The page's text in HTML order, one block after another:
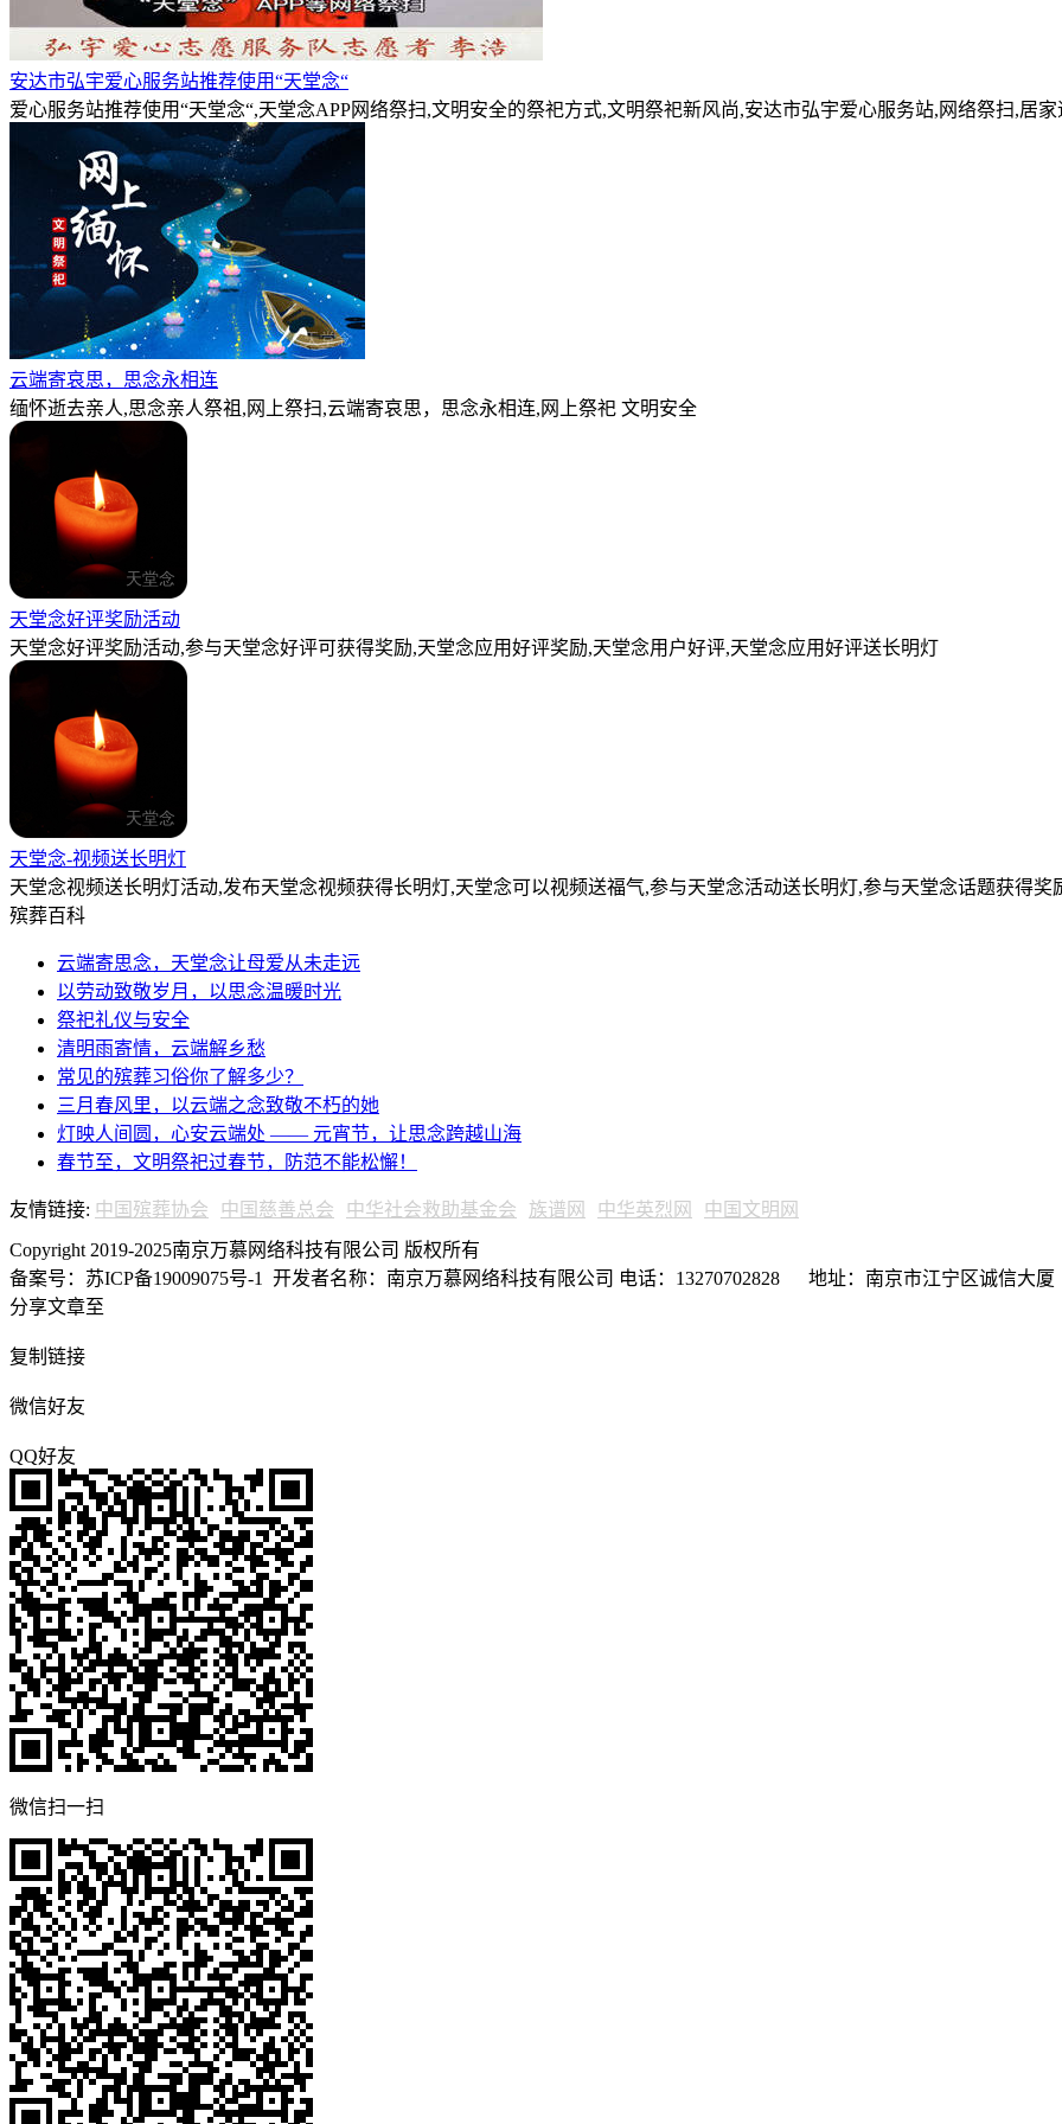
安达市弘宇爱心服务站推荐使用“天堂念“
爱心服务站推荐使用“天堂念“,天堂念APP网络祭扫,文明安全的祭祀方式,文明祭祀新风尚,安达市弘宇爱心服务站,网络祭扫,居
云端寄哀思，思念永相连
缅怀逝去亲人,思念亲人祭祖,网上祭扫,云端寄哀思，思念永相连,网上祭祀 文明安全
天堂念好评奖励活动
天堂念好评奖励活动,参与天堂念好评可获得奖励,天堂念应用好评奖励,天堂念用户好评,天堂念应用好评送长明灯
天堂念-视频送长明灯
天堂念视频送长明灯活动,发布天堂念视频获得长明灯,天堂念可以视频送福气,参与天堂念活动送长明灯,参与天堂念话题获得奖
殡葬百科
云端寄思念，天堂念让母爱从未走远
以劳动致敬岁月，以思念温暖时光
祭祀礼仪与安全
清明雨寄情，云端解乡愁
常见的殡葬习俗你了解多少？
三月春风里，以云端之念致敬不朽的她
灯映人间圆，心安云端处 —— 元宵节，让思念跨越山海
春节至，文明祭祀过春节，防范不能松懈！
友情链接: 中国殡葬协会 中国慈善总会 中华社会救助基金会 族谱网 中华英烈网
中国文明网
Copyright 2019-2025南京万慕网络科技有限公司 版权所有
备案号：苏ICP备19009075号-1
开发者名称：南京万慕网络科技有限公司 电话：13270702828 地址：南京市江宁区诚信大厦
分享文章至
复制链接
微信好友
QQ好友
微信扫一扫